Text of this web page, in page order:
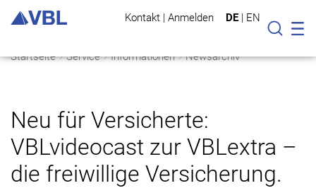
Kontakt | Anmelden DE | EN
Suche
Startseite Service Informationen Newsarchiv
Neu für Versicherte:
VBLvideocast zur VBLextra –
die freiwillige Versicherung.